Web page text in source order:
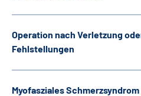
Operation nach Verletzung
Fehlstellungen
Myofasziales Schmerzsyndrom